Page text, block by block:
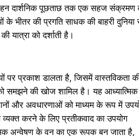
दार्शनिक पूछताछ तक एक सहज संक्रमण
भीतर की प्रगति साधक की बाहरी दुनिया
को दर्शाती है।
पर प्रकाश डालता है, जिसमें वास्तविकता
समझने की खोज शामिल है। यह आध्यात्मिक
और अवधारणाओं को माध्यम के रूप में
व्यक्त करने के लिए प्रतीकवाद का उपयोग
अन्वेषण के वन का एक रूपक बन जाता है,